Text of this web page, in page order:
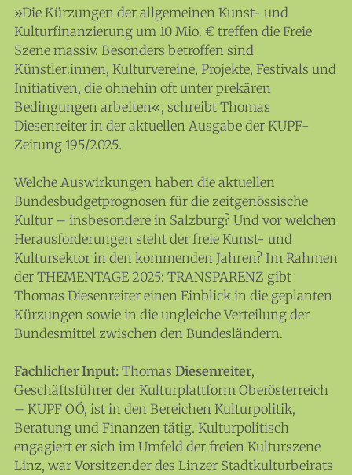
»Die Kürzungen der allgemeinen Kunst- und
Kulturfinanzierung um 10 Mio. € treffen die Freie
Szene massiv. Besonders betroffen sind
Künstler:innen, Kulturvereine, Projekte, Festivals und
Initiativen, die ohnehin oft unter prekären
Bedingungen arbeiten«, schreibt Thomas
Diesenreiter in der aktuellen Ausgabe der KUPF-
Zeitung 195/2025.
Welche Auswirkungen haben die aktuellen
Bundesbudgetprognosen für die zeitgenössische
Kultur – insbesondere in Salzburg? Und vor welchen
Herausforderungen steht der freie Kunst- und
Kultursektor in den kommenden Jahren? Im Rahmen
der THEMENTAGE 2025: TRANSPARENZ gibt
Thomas Diesenreiter einen Einblick in die geplanten
Kürzungen sowie in die ungleiche Verteilung der
Bundesmittel zwischen den Bundesländern.
Fachlicher Input:Thomas Diesenreiter,
Geschäftsführer der Kulturplattform Oberösterreich
– KUPF OÖ, ist in den Bereichen Kulturpolitik,
Beratung und Finanzen tätig. Kulturpolitisch
engagiert er sich im Umfeld der freien Kulturszene
Linz, war Vorsitzender des Linzer Stadtkulturbeirats
KULTplan ABO
Finde täglich bis zu 50 Veranstaltungen in Stadt
und Land Salzburg. Ob Kino, Theater, Literatur
oder Musik bei uns findest du Kultur-Programm
für Menschen von 0-99.